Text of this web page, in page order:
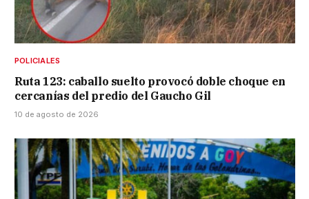
POLICIALES
Ruta 123: caballo suelto provocó doble choque en
cercanías del predio del Gaucho Gil
10 de agosto de 2026